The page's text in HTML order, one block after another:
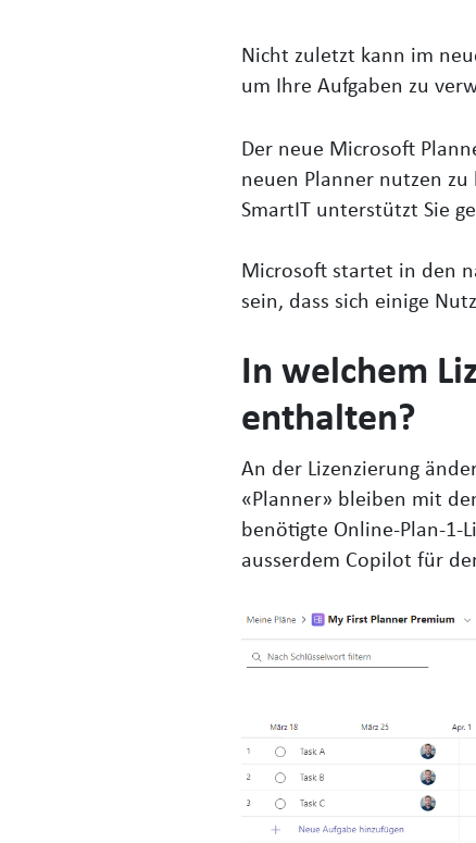
Nicht zuletzt kann im
um Ihre Aufgaben zu
Der neue Microsoft
neuen Planner nutzen
SmartIT unterstützt Sie
Microsoft startet in den
sein, dass sich einige
In welchem
enthalten?
An der Lizenzierung
«Planner» bleiben mit
benötigte Online-Plan-1-
ausserdem Copilot für